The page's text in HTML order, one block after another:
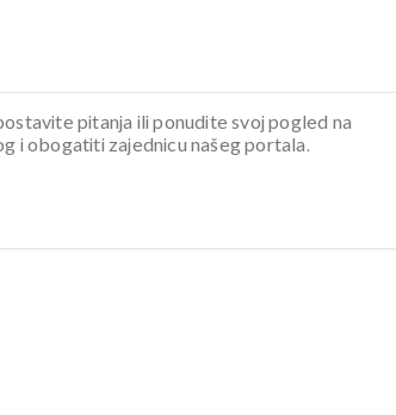
pitanja ili ponudite svoj pogled na
i obogatiti zajednicu našeg portala.